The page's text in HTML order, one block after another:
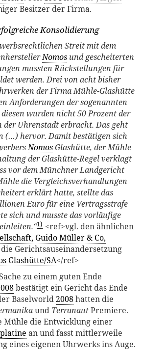
Besitzer der Firma.
Konsolidierung
Streit mit dem
Nomos und gescheiterten
mussten Rückstellungen für
werden. Drei von acht bisher
der Firma Mühle-Glashütte
Anforderungen der sogenannten
diesen wurden nicht 50 Prozent der
Uhrenstadt erbracht. Das geht
(…) hervor. Damit bestätigen sich
NomosGlashütte, der Mühle
der Glashütte-Regel verklagt
vor dem Münchner Landgericht
die Vergleichsverhandlungen
erklärt hatte, stellte das
Euro für eine Vertragsstrafe
sich und musste das vorläufige
1) <ref>vgl. den ähnlichen
Guido Müller & Co,
Gerichtsauseinandersetzung
Glashütte/SA</ref>
zu einem guten Ende
bestätigt ein Gericht das Ende
Baselworld2008hatten die
und TerranautPremiere.
Mühle die Entwicklung einer
an und fasst mittlerweile
eines eigenen Uhrwerks ins Auge.